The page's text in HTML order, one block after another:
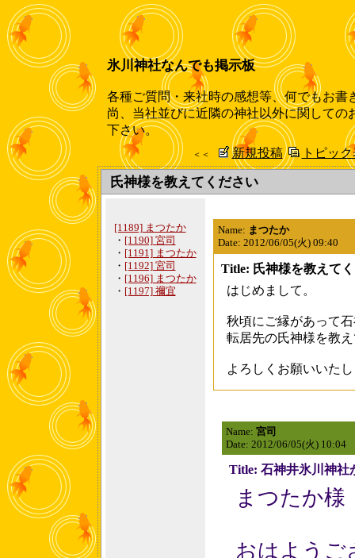
氷川神社なんでも掲示板
各種ご質問・来社時の感想等、何でもお書
尚、当社並びに近隣の神社以外に関して
下さい。
＜＜ 新規投稿 トピッ
氏神様を教えてください
[1189] まつたか
・ [1190] 宮司
・ [1191] まつたか
・ [1192] 宮司
・ [1196] まつたか
・ [1197] 禰宜
Name: まつたか
Date: 2012/06/05(火) 09:40
Title: 氏神様を教えて
はじめまして。
秋頃にご縁があって
転居先の氏神様を教
よろしくお願いいた
Name: 宮司
Date: 2012/06/05(火) 10:04
Title: 石神井氷川神社
まつたか様
おはようご